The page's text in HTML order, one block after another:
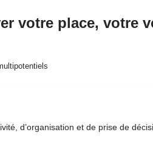
votre place, votre
d’organisation et de prise de